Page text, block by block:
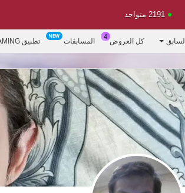
2191 متواجد
السابق كل العروض المسابقات تطبيق MYFREESTREAMING